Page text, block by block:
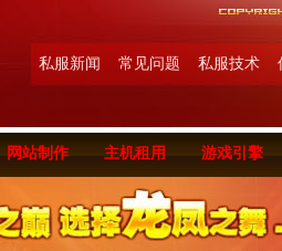
私服新闻 常见问题 私服技术
网站制作 主机租用 游戏引擎